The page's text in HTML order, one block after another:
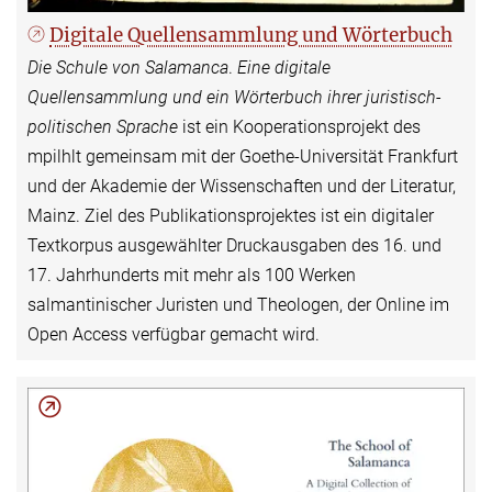
Digitale Quellensammlung und Wörterbuch
Die Schule von Salamanca. Eine digitale
Quellensammlung und ein Wörterbuch ihrer juristisch-
politischen Sprache ist ein Kooperationsprojekt des
mpilhlt gemeinsam mit der Goethe-Universität Frankfurt
und der Akademie der Wissenschaften und der Literatur,
Mainz. Ziel des Publikationsprojektes ist ein digitaler
Textkorpus ausgewählter Druckausgaben des 16. und
17. Jahrhunderts mit mehr als 100 Werken
salmantinischer Juristen und Theologen, der Online im
Open Access verfügbar gemacht wird.